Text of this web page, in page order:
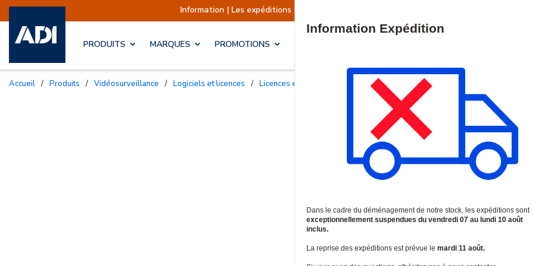
Information | Les expéditions sont actuellement suspendues
PRODUITS MARQUES PROMOTIONS
Accueil / Produits / Vidéosurveillance / Logiciels et licences / Licences et garanties